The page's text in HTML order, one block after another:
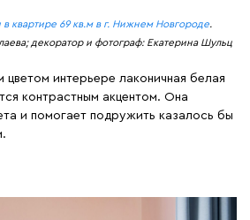
в квартире 69 кв.м в г. Нижнем Новгороде.
декоратор и фотограф: Екатерина Шульц
интерьере лаконичная белая
контрастным акцентом. Она
и помогает подружить казалось бы